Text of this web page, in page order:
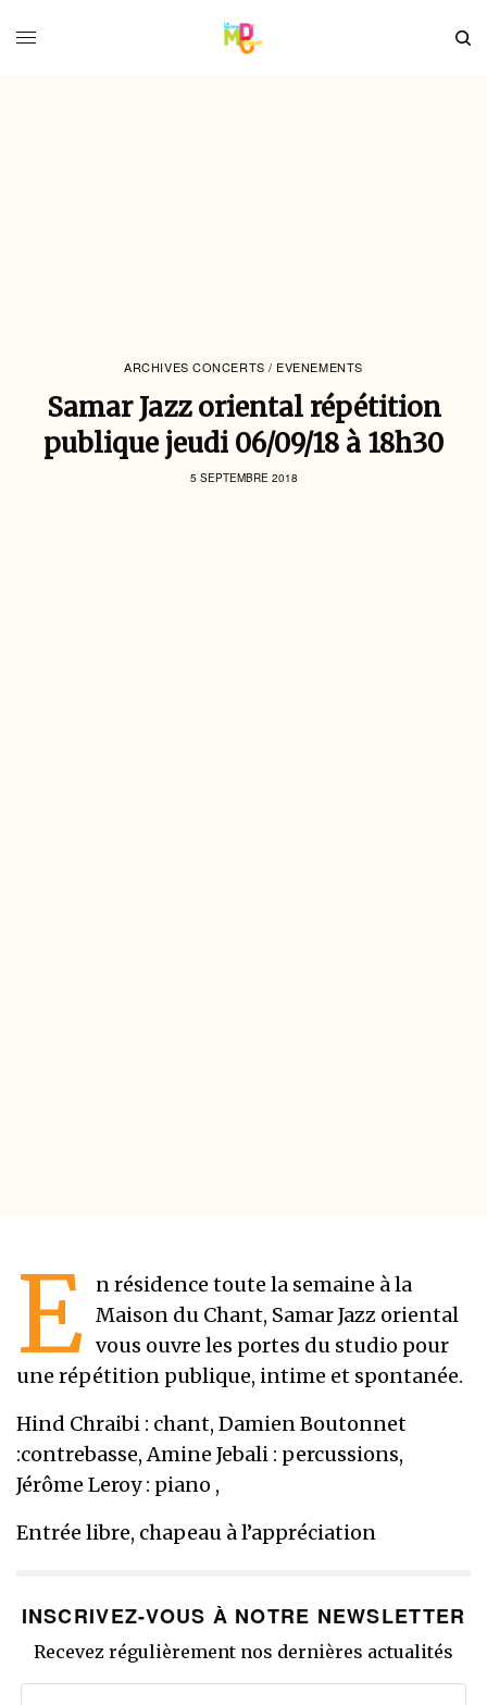
ARCHIVES CONCERTS / EVENEMENTS
Samar Jazz oriental répétition
publique jeudi 06/09/18 à 18h30
5 SEPTEMBRE 2018
E n résidence toute la semaine à la
Maison du Chant, Samar Jazz oriental
vous ouvre les portes du studio pour
une répétition publique, intime et spontanée.
Hind Chraibi : chant, Damien Boutonnet
:contrebasse, Amine Jebali : percussions,
Jérôme Leroy : piano ,
Entrée libre, chapeau à l’appréciation
INSCRIVEZ-VOUS À NOTRE NEWSLETTER
Recevez régulièrement nos dernières actualités